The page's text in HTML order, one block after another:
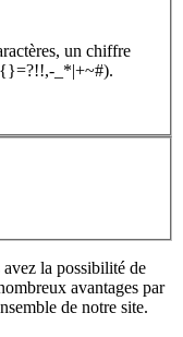
un chiffre
_*|+~#).
la possibilité de
avantages par
de notre site.